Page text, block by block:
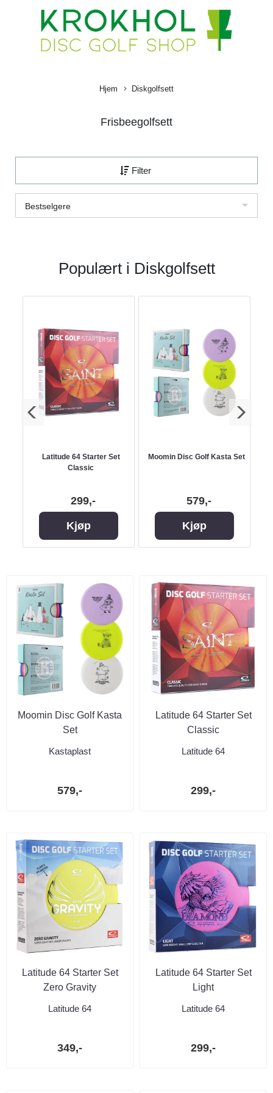
Hjem Diskgolfsett
Frisbeegolfsett
Filter
Bestselgere
Populært i Diskgolfsett
Latitude 64 Starter Set
Classic
299,-
Kjøp
Moomin Disc Golf Kasta Set
579,-
Kjøp
Moomin Disc Golf Kasta
Set
Kastaplast
579,-
Latitude 64 Starter Set
Classic
Latitude 64
299,-
Latitude 64 Starter Set
Zero Gravity
Latitude 64
349,-
Latitude 64 Starter Set
Light
Latitude 64
299,-